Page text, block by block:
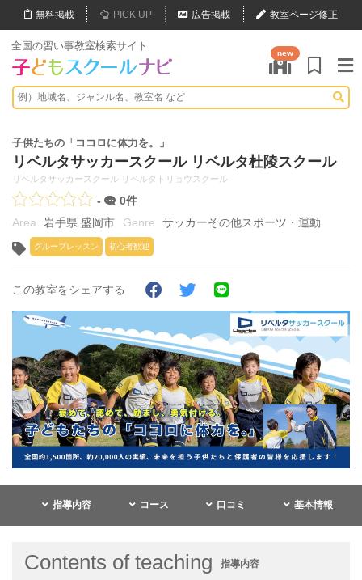
無料掲載 PICK UP 広告掲載 教室ページ修正
全国の習い事教室検索サイト
new
子供たちの「ココロに体力を。」
リベルタサッカースクール リベルタ杜陵スクール
リベルタサッカースクール リベルタトリョウスクール
-
0件
岩手県 盛岡市
サッカーその他スポーツ・運動
グループレッスン 初心者歓迎
この教室をシェアする
指導内容 コース 口コミ 基本情報
Contents of teaching 指導内容